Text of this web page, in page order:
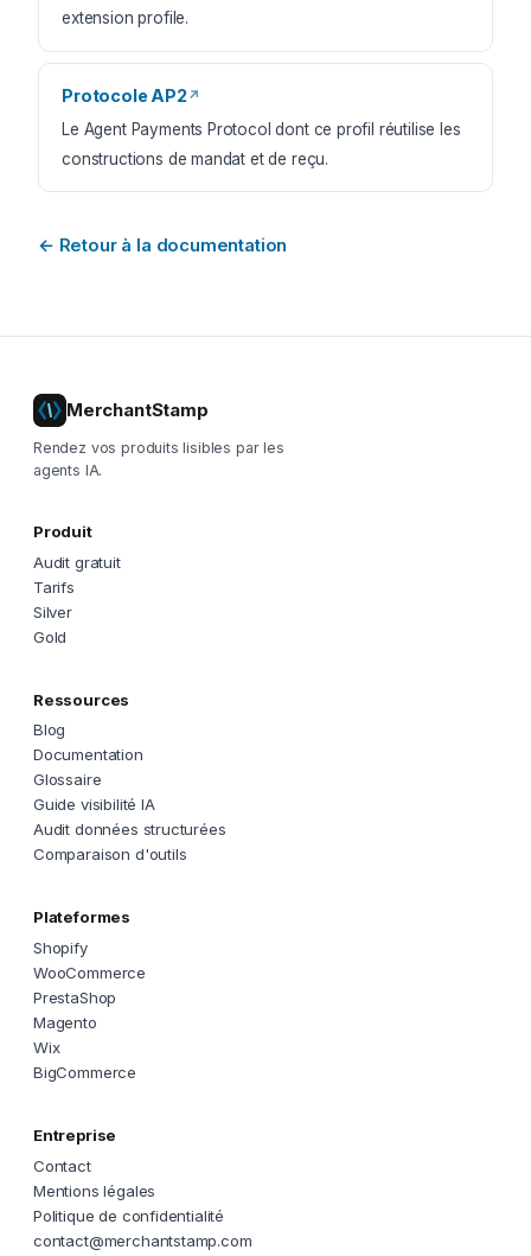
extension profile.
Protocole AP2↗
Le Agent Payments Protocol dont ce profil réutilise les
constructions de mandat et de reçu.
← Retour à la documentation
MerchantStamp
Rendez vos produits lisibles par les
agents IA.
Produit
Audit gratuit
Tarifs
Silver
Gold
Ressources
Blog
Documentation
Glossaire
Guide visibilité IA
Audit données structurées
Comparaison d'outils
Plateformes
Shopify
WooCommerce
PrestaShop
Magento
Wix
BigCommerce
Entreprise
Contact
Mentions légales
Politique de confidentialité
contact@merchantstamp.com